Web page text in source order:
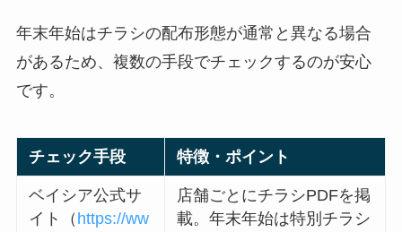
年末年始はチラシの配布形態が通常と異なる場合
があるため、複数の手段でチェックするのが安心
です。
チェック手段 特徴・ポイント
ベイシア公式サ
イト（ https://ww
店舗ごとにチラシPDFを掲
載。年末年始は特別チラシ